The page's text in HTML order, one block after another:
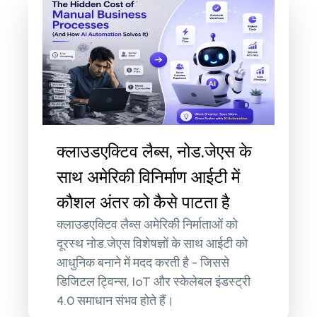
क्लाउडएक्टिव लैब्स, नोड.जेएस के
साथ अमेरिकी विनिर्माण आईटी में
कौशल अंतर को कैसे पाटता है
क्लाउडएक्टिव लैब्स अमेरिकी निर्माताओं को
दूरस्थ नोड.जेएस विशेषज्ञों के साथ आईटी को
आधुनिक बनाने में मदद करती है - जिससे
डिजिटल ट्विन्स, IoT और स्केलेबल इंडस्ट्री
4.0 समाधान संभव होते हैं।